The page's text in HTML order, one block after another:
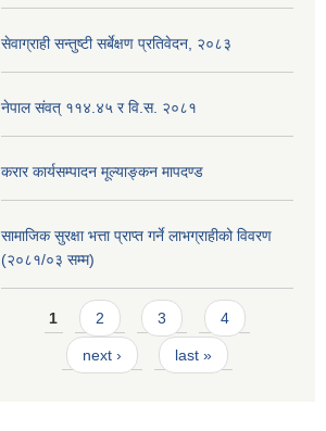
सेवाग्राही सन्तुष्टी सर्बेक्षण प्रतिवेदन, २०८३
नेपाल संवत् ११४.४५ र वि.स. २०८१
करार कार्यसम्पादन मूल्याङ्कन मापदण्ड
सामाजिक सुरक्षा भत्ता प्राप्त गर्ने लाभग्राहीको विवरण
(२०८१/०३ सम्म)
Pages
1 2 3 4
next › last »